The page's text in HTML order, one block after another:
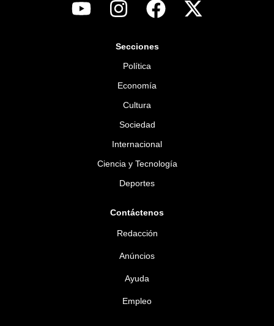
Secciones
Política
Economía
Cultura
Sociedad
Internacional
Ciencia y Tecnología
Deportes
Contáctenos
Redacción
Anúncios
Ayuda
Empleo